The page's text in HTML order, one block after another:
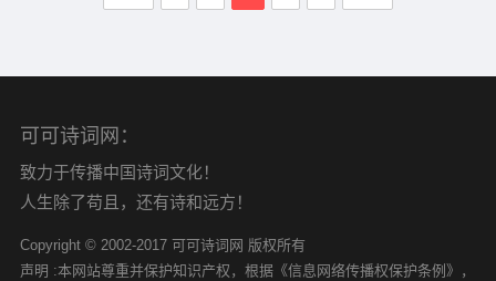
可可诗词网：
致力于传播中国诗词文化！
人生除了苟且，还有诗和远方！
Copyright © 2002-2017 可可诗词网 版权所有
声明 :本网站尊重并保护知识产权，根据《信息网络传播权保护条例》，